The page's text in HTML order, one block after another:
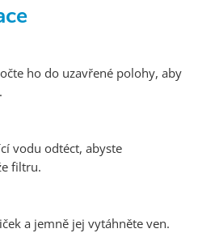
ho do uzavřené polohy, aby
vodu odtéct, abyste
filtru.
a jemně jej vytáhněte ven.